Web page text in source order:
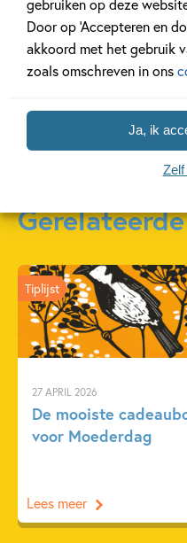
Door op ‘Accepteren en
akkoord met het gebruik
zoals omschreven in ons
Ja, ik
Zelf
de
verschrikkelijke
klopgeest
27 APRIL 2026
De mooiste
voor Moederdag
Tiplijst
Lees meer